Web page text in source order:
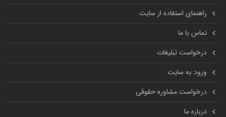
راهنمای استفاده از سایت
تماس با ما
درخواست تبلیغات
ورود به سایت
درخواست مشاوره حقوقی
درباره ما